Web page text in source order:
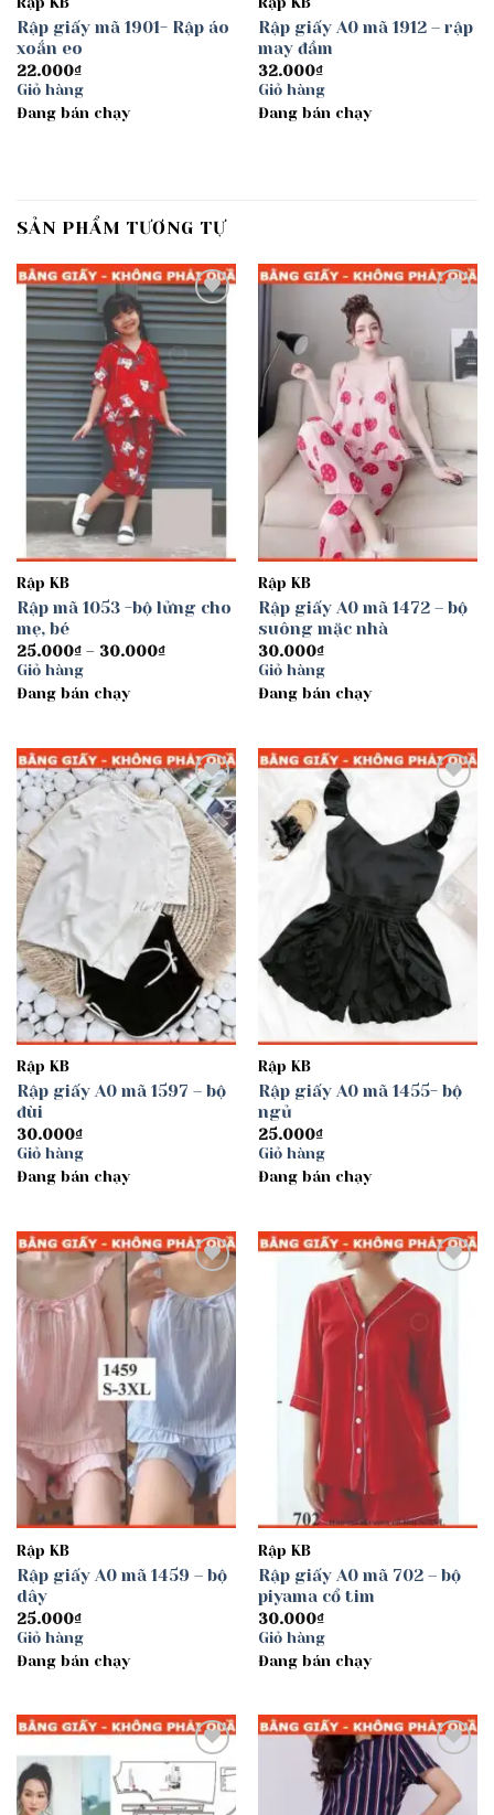
Rập giấy mã 1901- Rập áo
xoắn eo
22.000₫
Giỏ hàng
Đang bán chạy
Rập giấy A0 mã 1912 – rập
may đầm
32.000₫
Giỏ hàng
Đang bán chạy
SẢN PHẨM TƯƠNG TỰ
Add to
Rập KB
Rập mã 1053 -bộ lửng cho
mẹ, bé
25.000₫ – 30.000₫Khoảng
Giỏ hàng
Đang bán chạy
wishlist
Rập KB
Rập giấy A0 mã 1472 – bộ
suông mặc nhà
30.000₫
Giỏ hàng
Đang bán chạy
Add to
wishlist
Rập KB
Rập giấy A0 mã 1597 – bộ
đùi
30.000₫
Giỏ hàng
Đang bán chạy
Add to
wishlist
Rập KB
Rập giấy A0 mã 1455- bộ
ngủ
25.000₫
Giỏ hàng
Đang bán chạy
wishlist
Rập KB
Rập giấy A0 mã 1459 – bộ
dây
25.000₫
Giỏ hàng
Đang bán chạy
Add to
wishlist
Rập KB
Rập giấy A0 mã 702 – bộ
piyama cổ tim
30.000₫
Giỏ hàng
Đang bán chạy
Add to
wishlist
Add to
wishlist